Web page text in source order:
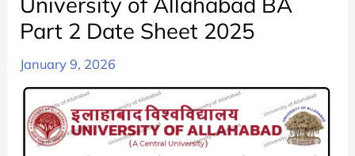
Table
2025
AU
BA
Part
Part 2 Date Sheet 2025
January 9, 2026